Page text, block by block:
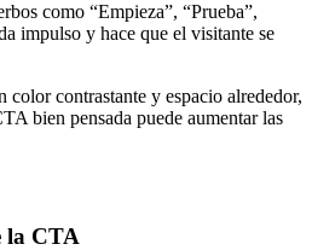
como “Empieza”, “Prueba”,
impulso y hace que el visitante se
contrastante y espacio alrededor,
bien pensada puede aumentar las
la CTA